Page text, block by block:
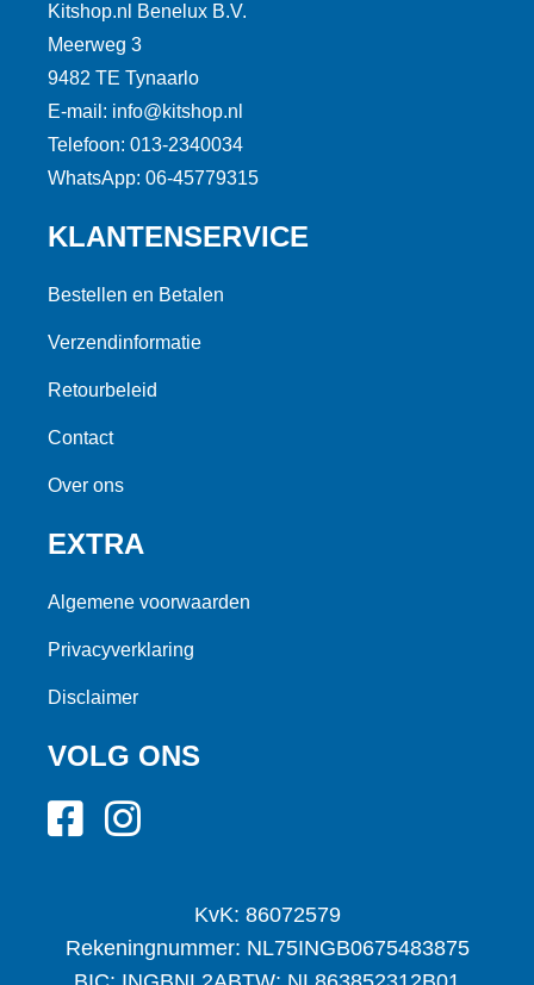
Kitshop.nl Benelux B.V.
Meerweg 3
9482 TE Tynaarlo
E-mail: info@kitshop.nl
Telefoon: 013-2340034
WhatsApp: 06-45779315
KLANTENSERVICE
Bestellen en Betalen
Verzendinformatie
Retourbeleid
Contact
Over ons
EXTRA
Algemene voorwaarden
Privacyverklaring
Disclaimer
VOLG ONS
KvK: 86072579
Rekeningnummer: NL75INGB0675483875